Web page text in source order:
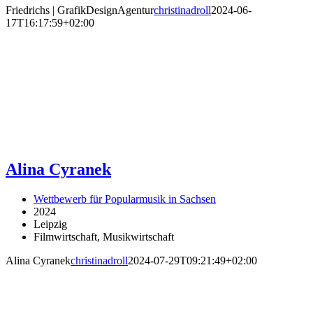
Friedrichs | GrafikDesignAgenturchristinadroll2024-06-
17T16:17:59+02:00
Alina Cyranek
Wettbewerb für Popularmusik in Sachsen
2024
Leipzig
Filmwirtschaft, Musikwirtschaft
Alina Cyranekchristinadroll2024-07-29T09:21:49+02:00